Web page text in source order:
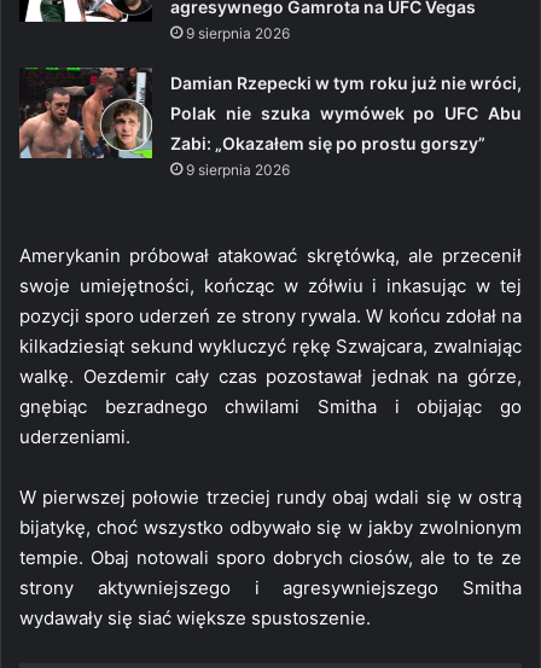
agresywnego Gamrota na UFC Vegas
9 sierpnia 2026
Damian Rzepecki w tym roku już nie wróci,
Polak nie szuka wymówek po UFC Abu
Zabi: „Okazałem się po prostu gorszy”
9 sierpnia 2026
Amerykanin próbował atakować skrętówką, ale przecenił
swoje umiejętności, kończąc w zółwiu i inkasując w tej
pozycji sporo uderzeń ze strony rywala. W końcu zdołał na
kilkadziesiąt sekund wykluczyć rękę Szwajcara, zwalniając
walkę. Oezdemir cały czas pozostawał jednak na górze,
gnębiąc bezradnego chwilami Smitha i obijając go
uderzeniami.
W pierwszej połowie trzeciej rundy obaj wdali się w ostrą
bijatykę, choć wszystko odbywało się w jakby zwolnionym
tempie. Obaj notowali sporo dobrych ciosów, ale to te ze
strony aktywniejszego i agresywniejszego Smitha
wydawały się siać większe spustoszenie.